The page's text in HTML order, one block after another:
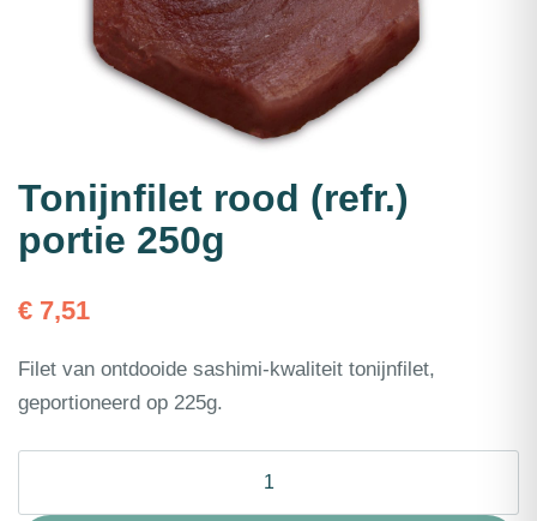
Tonijnfilet rood (refr.)
portie 250g
€ 7,51
Filet van ontdooide sashimi-kwaliteit tonijnfilet,
geportioneerd op 225g.
(refr.)